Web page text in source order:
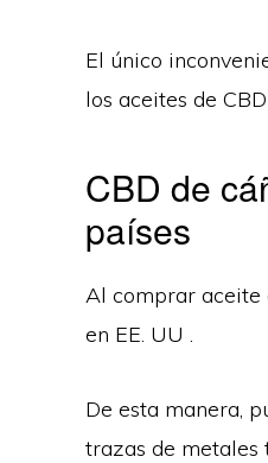
El único
los aceites de
CBD de
países
Al comprar aceite
en EE. UU .
De esta manera,
trazas de metales